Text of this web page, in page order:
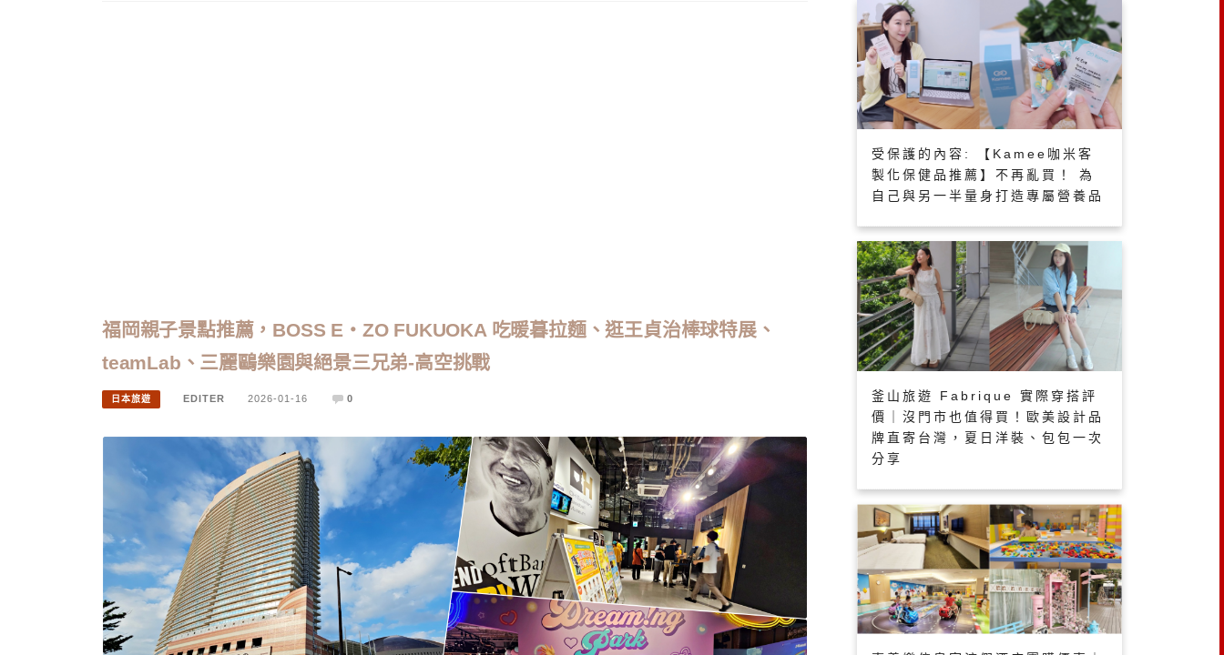
福岡親子景點推薦，BOSS E・ZO FUKUOKA 吃暖暮拉麵、逛王貞治棒球特展、
teamLab、三麗鷗樂園與絕景三兄弟-高空挑戰
日本旅遊 EDITER 2026-01-16 0
受保護的內容: 【Kamee咖米客
製化保健品推薦】不再亂買！ 為
自己與另一半量身打造專屬營養品
釜山旅遊 Fabrique 實際穿搭評
價｜沒門市也值得買！歐美設計品
牌直寄台灣，夏日洋裝、包包一次
分享